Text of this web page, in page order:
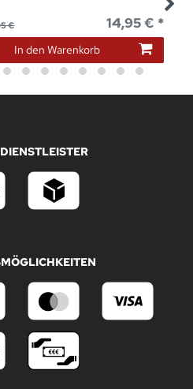
€ 14,95 € *
In den Warenkorb